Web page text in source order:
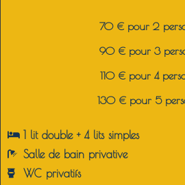
70 € pour 2
90 € pour 3
110 € pour 4
130 € pour 5
1 lit double + 4 lits simples
Salle de bain privative
WC privatifs